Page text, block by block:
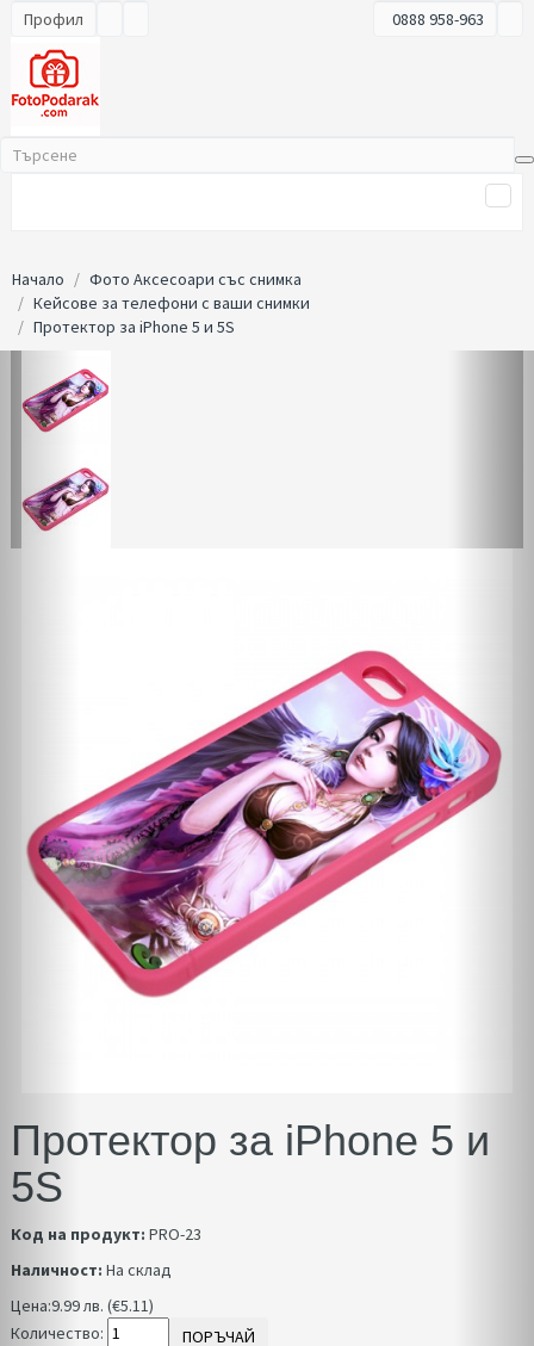
Профил 0888 958-963
Начало
Фото Аксесоари със снимка
Кейсове за телефони с ваши снимки
Протектор за iPhone 5 и 5S
Протектор за iPhone 5 и
5S
Код на продукт: PRO-23
Наличност: На склад
Цена:9.99 лв. (€5.11)
Количество:
ПОРЪЧАЙ